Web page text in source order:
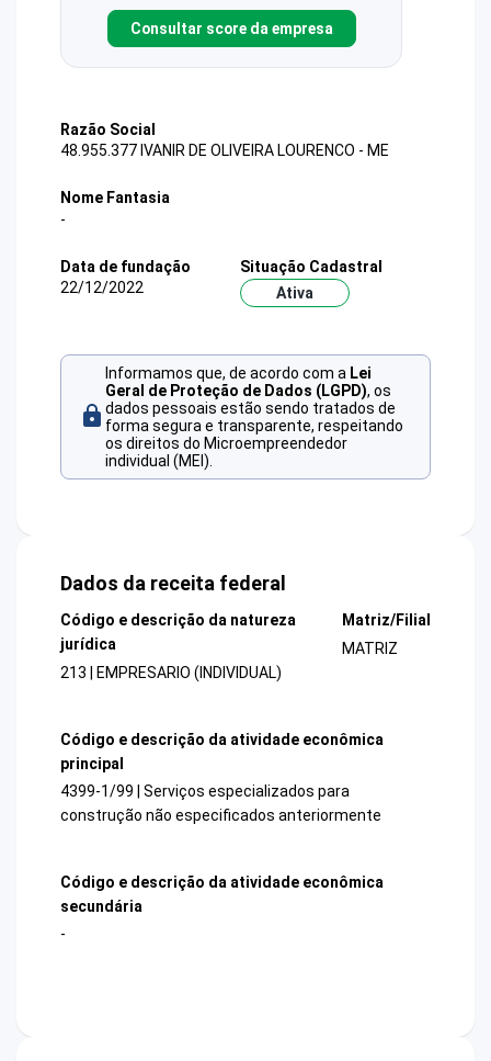
Consultar score da empresa
Razão Social
48.955.377 IVANIR DE OLIVEIRA LOURENCO - ME
Nome Fantasia
-
Data de fundação
22/12/2022
Situação Cadastral
Ativa
Informamos que, de acordo com a Lei
Geral de Proteção de Dados (LGPD), os
dados pessoais estão sendo tratados de
forma segura e transparente, respeitando
os direitos do Microempreendedor
individual (MEI).
Dados da receita federal
Código e descrição da natureza
jurídica
213 | EMPRESARIO (INDIVIDUAL)
Matriz/Filial
MATRIZ
Código e descrição da atividade econômica
principal
4399-1/99 | Serviços especializados para
construção não especificados anteriormente
Código e descrição da atividade econômica
secundária
-